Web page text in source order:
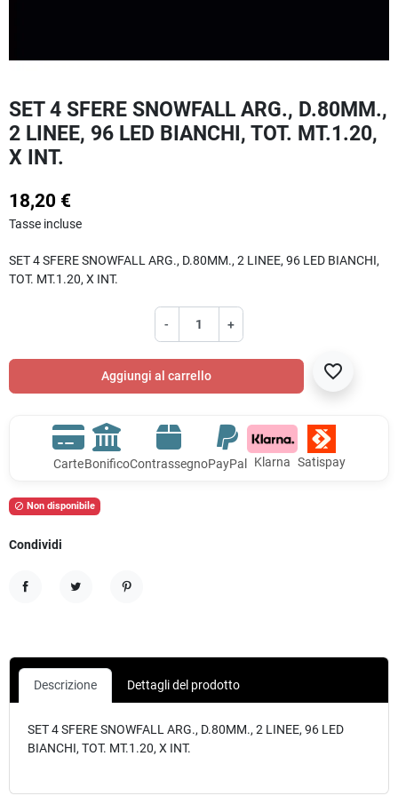
SET 4 SFERE SNOWFALL ARG., D.80MM.,
2 LINEE, 96 LED BIANCHI, TOT. MT.1.20,
X INT.
18,20 €
Tasse incluse
SET 4 SFERE SNOWFALL ARG., D.80MM., 2 LINEE, 96 LED BIANCHI,
TOT. MT.1.20, X INT.
- +
Aggiungi al carrello favorite_border
CarteBonificoContrassegnoPayPal Klarna Satispay
 Non disponibile
Condividi
Descrizione Dettagli del prodotto
SET 4 SFERE SNOWFALL ARG., D.80MM., 2 LINEE, 96 LED
BIANCHI, TOT. MT.1.20, X INT.